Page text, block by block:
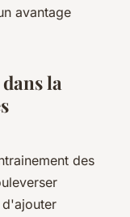
avantage
la
des